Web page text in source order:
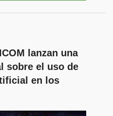
lanzan una
sobre el uso de
en los